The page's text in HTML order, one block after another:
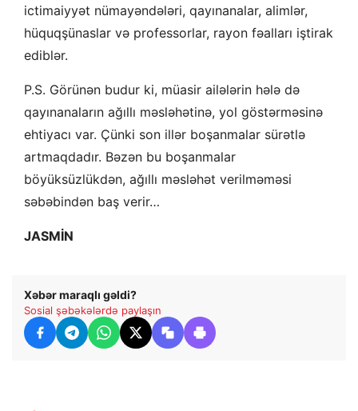
ictimaiyyət nümayəndələri, qayınanalar, alimlər,
hüquqşünaslar və professorlar, rayon fəalları iştirak
ediblər.
P.S. Görünən budur ki, müasir ailələrin hələ də
qayınanaların ağıllı məsləhətinə, yol göstərməsinə
ehtiyacı var. Çünki son illər boşanmalar sürətlə
artmaqdadır. Bəzən bu boşanmalar
böyüksüzlükdən, ağıllı məsləhət verilməməsi
səbəbindən baş verir…
JASMİN
Xəbər maraqlı gəldi?
Sosial şəbəkələrdə paylaşın